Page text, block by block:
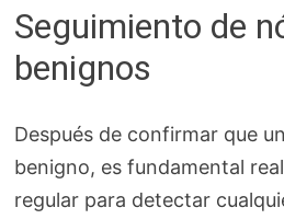
Seguimiento de
benignos
Después de confirmar que
benigno, es fundamental
regular para detectar